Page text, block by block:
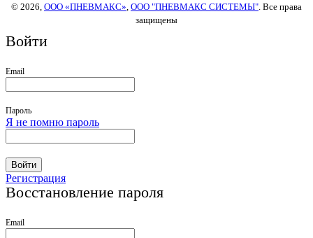
© 2026, ООО «ПНЕВМАКС» ООО "ПНЕВМАКС СИСТЕМЫ" . Все права
защищены
Войти
Email
Пароль
Я не помню пароль
Войти
Регистрация
Восстановление пароля
Email